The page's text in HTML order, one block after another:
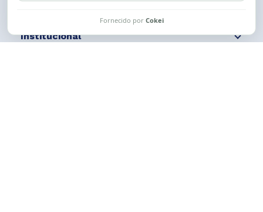
Institucional